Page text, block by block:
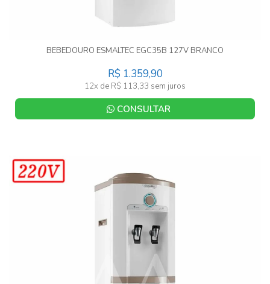
BEBEDOURO ESMALTEC EGC35B 127V BRANCO
R$ 1.359,90
12x de R$ 113,33 sem juros
CONSULTAR